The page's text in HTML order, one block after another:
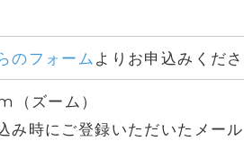
のフォーム よりお申込みくだ
（ズーム）
み時にご登録いただいたメー